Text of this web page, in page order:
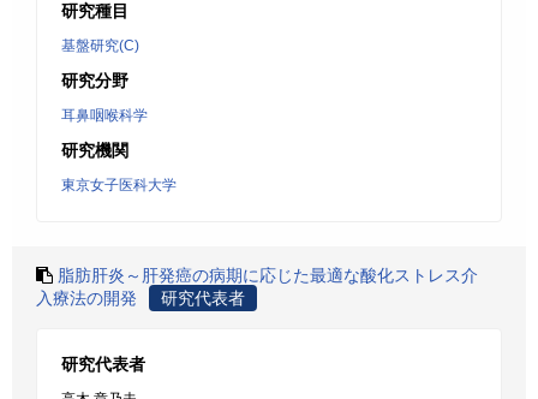
研究種目
基盤研究(C)
研究分野
耳鼻咽喉科学
研究機関
東京女子医科大学
脂肪肝炎～肝発癌の病期に応じた最適な酸化ストレス介
入療法の開発
研究代表者
研究代表者